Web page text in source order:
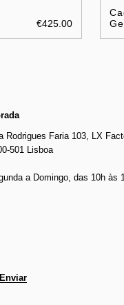
€425.00
Rodrigues Faria 103, LX
501 Lisboa
a Domingo, das 10h às
Enviar